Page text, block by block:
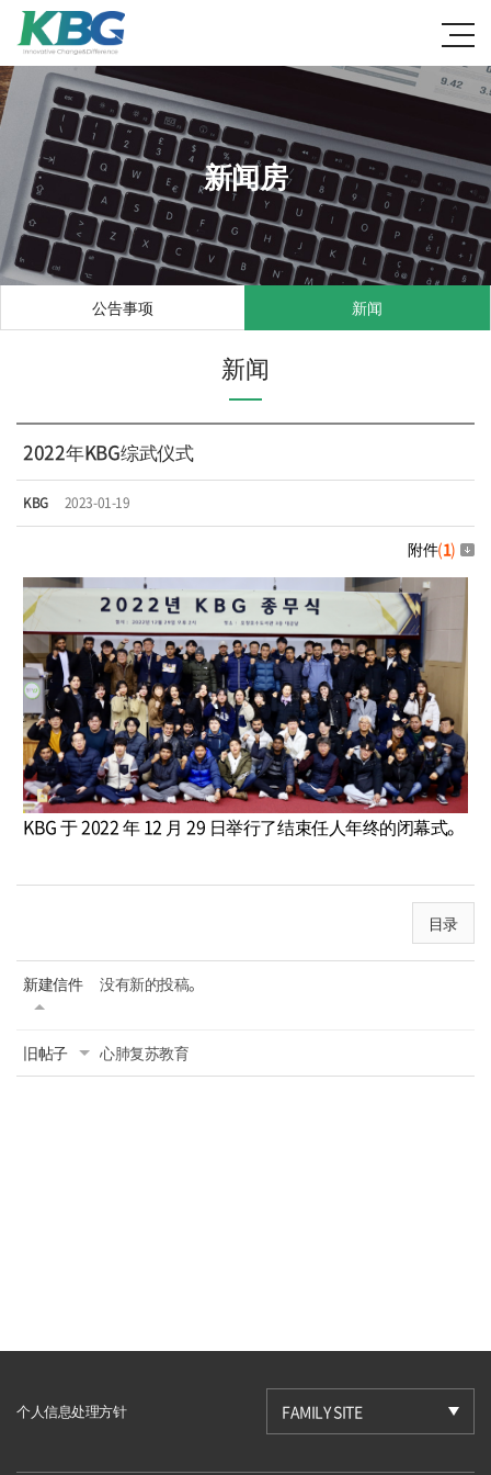
新闻房
公告事项 新闻
新闻
2022年KBG综武仪式
KBG 2023-01-19
附件(1)
KBG 于 2022 年 12 月 29 日举行了结束任人年终的闭幕式。
目录
新建信件 没有新的投稿。
旧帖子 心肺复苏教育
个人信息处理方针 FAMILY SITE